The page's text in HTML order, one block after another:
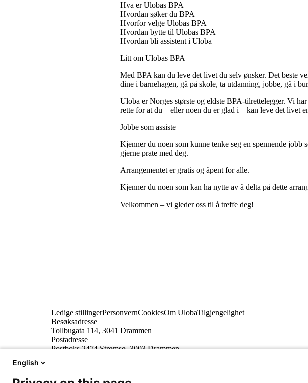
Hva er Ulobas BPA
Hvordan søker du BPA
Hvorfor velge Ulobas BPA
Hvordan bytte til Ulobas BPA
Hvordan bli assistent i Uloba
Litt om Ulobas BPA
Med BPA kan du leve det livet du selv ønsker. Det beste
dine i barnehagen, gå på skole, ta utdanning, jobbe, gå i
Uloba er Norges største og eldste BPA-tilrettelegger. Vi
rette for at du – eller noen du er glad i – kan leve det livet
Jobbe som assiste
Kjenner du noen som kunne tenke seg en spennende
gjerne prate med deg.
Arrangementet er gratis og åpent for alle.
Kjenner du noen som kan ha nytte av å delta på dette
Velkommen – vi gleder oss til å treffe deg!
Ledige stillingerPersonvernCookiesOm UlobaTilgjengelighet
Besøksadresse
Tollbugata 114, 3041 Drammen
Postadresse
Postboks 2474 Strømsø, 3003 Drammen
English